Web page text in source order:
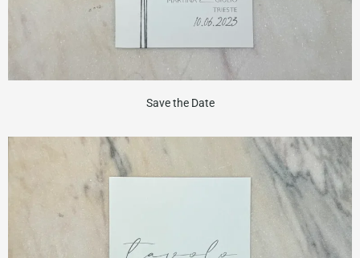
Save the Date